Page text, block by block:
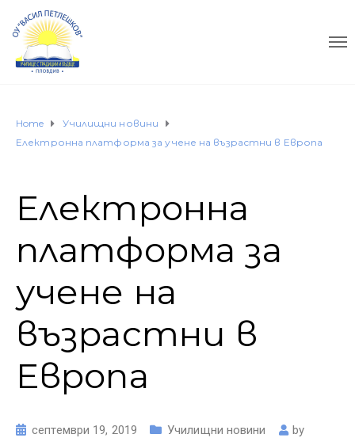
Home
Училищни новини
Електронна платформа за учене на възрастни в Европа
Електронна
платформа за
учене на
възрастни в
Европа
септември 19, 2019 Училищни новини
by